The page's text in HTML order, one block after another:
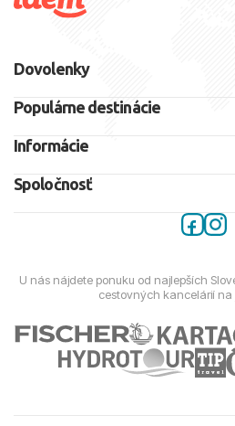
Dovolenky
Populárne destinácie
Informácie
Spoločnosť
U nás nájdete ponuku od najlepších
cestovných kancelárií na